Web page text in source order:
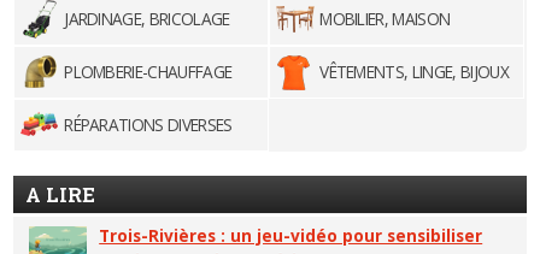
JARDINAGE, BRICOLAGE
MOBILIER, MAISON
PLOMBERIE-CHAUFFAGE VÊTEMENTS, LINGE, BIJOUX
RÉPARATIONS DIVERSES
A LIRE
Trois-Rivières : un jeu-vidéo pour sensibiliser